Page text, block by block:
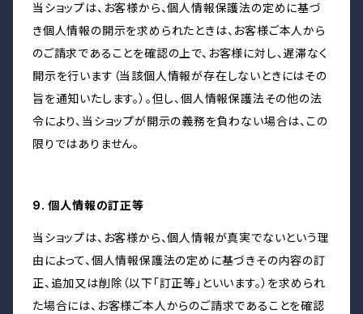
当ショップは、お客様から、個人情報保護法の定めに基づ
き個人情報の開示を求められたときは、お客様ご本人から
のご請求であることを確認の上で、お客様に対し、遅滞なく
開示を行います（当該個人情報が存在しないときにはその
旨を通知いたします。）。但し、個人情報保護法その他の法
令により、当ショップが開示の義務を負わない場合は、この
限りではありません。
9. 個人情報の訂正等
当ショップは、お客様から、個人情報が真実でないという理
由によって、個人情報保護法の定めに基づきその内容の訂
正、追加又は削除（以下「訂正等」といいます。）を求められ
た場合には、お客様ご本人からのご請求であることを確認